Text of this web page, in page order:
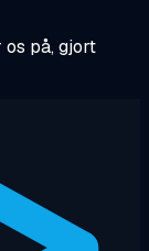
på, gjort